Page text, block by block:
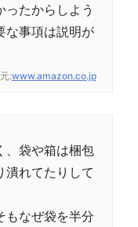
たからしよう
な事項は説明が
:www.amazon.co.jp
、袋や箱は梱包
潰れてたりして
もなぜ袋を半分